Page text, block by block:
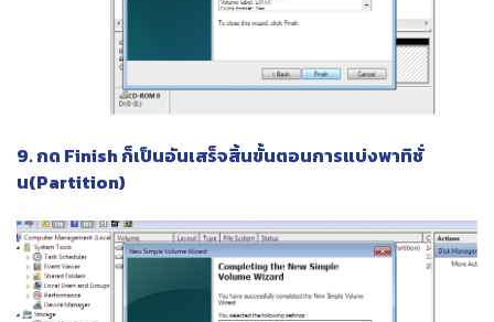
9. กด Finish ก็เป็นอันเสร็จสิ้นขั้นตอนการแบ่งพาทิชั่
น(Partition)